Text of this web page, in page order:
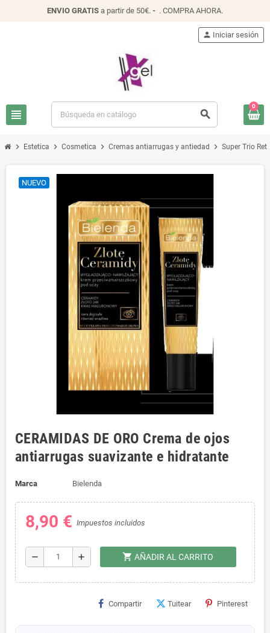
ENVIO GRATIS a partir de 50€. - . COMPRA AHORA.
view_headline search
person Iniciar sesión
0
chevron_right Estetica chevron_right Cosmetica chevron_right Cremas antiarrugas y antiedad chevron_right Super Trio
NUEVO
CERAMIDAS DE ORO Crema de ojos
antiarrugas suavizante e hidratante
Marca Bielenda
8,90 € Impuestos incluidos
remove add shopping_cart AÑADIR AL CARRITO
Compartir Tuitear Pinterest